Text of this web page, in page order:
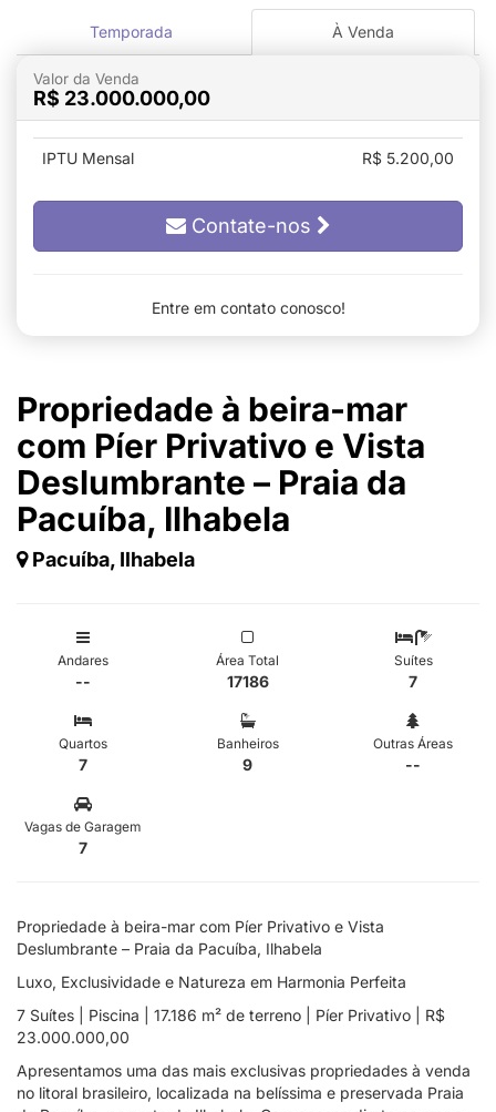
Propriedade à beira-mar
com Píer Privativo e Vista
Deslumbrante – Praia da
Pacuíba, Ilhabela
Pacuíba, Ilhabela
Andares
--
Área Total
17186
Suítes
7
Quartos
7
Banheiros
9
Outras Áreas
--
Vagas de Garagem
7
Propriedade à beira-mar com Píer Privativo e Vista
Deslumbrante – Praia da Pacuíba, Ilhabela
Luxo, Exclusividade e Natureza em Harmonia Perfeita
7 Suítes | Piscina | 17.186 m² de terreno | Píer Privativo | R$
23.000.000,00
Apresentamos uma das mais exclusivas propriedades à venda
no litoral brasileiro, localizada na belíssima e preservada Praia
Temporada À Venda
Valor da Venda
R$ 23.000.000,00
IPTU Mensal R$ 5.200,00
Contate-nos
Entre em contato conosco!